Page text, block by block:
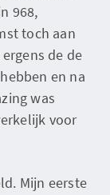
968,
toch aan
de de
en na
was
voor
Mijn eerste